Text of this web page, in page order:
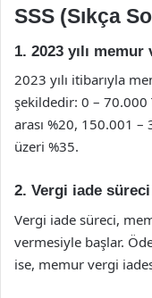
SSS (Sıkça
1. 2023 yılı
2023 yılı itibarıyla
şekildedir: 0 – 70.000
arası %20, 150.001 –
üzeri %35.
2. Vergi iade
Vergi iade süreci,
vermesiyle başlar.
ise, memur vergi